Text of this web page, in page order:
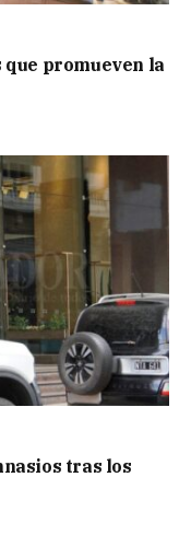
promueven la
tras los